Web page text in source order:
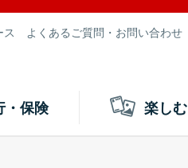
ス よくあるご質問・お問い合わせ
・保険 楽しむ